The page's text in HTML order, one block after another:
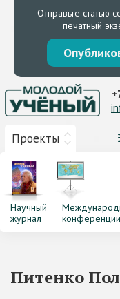
Отправьте статью
печатный
Проекты
Научный
журнал
конференции
Питенко